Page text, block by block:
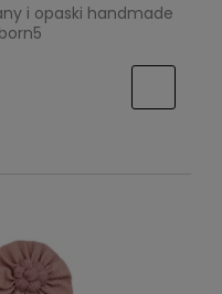
i opaski handmade